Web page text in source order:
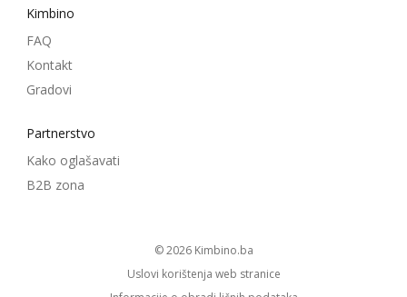
Kimbino
FAQ
Kontakt
Gradovi
Partnerstvo
Kako oglašavati
B2B zona
© 2026 kimbino.ba
Uslovi korištenja web stranice